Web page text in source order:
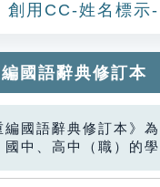
創用CC-姓名標示
國語辭典修訂本
編國語辭典修訂本》
國中、高中（職）的